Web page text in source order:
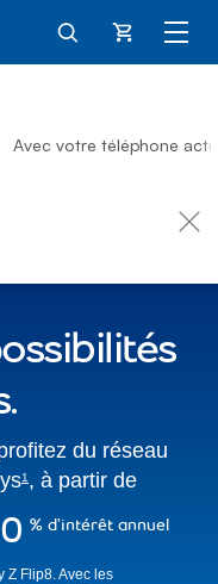
Panier
Avec votre téléphone
du réseau
1 , à partir de
0 % d’intérêt annuel0
Z Flip8. Avec les